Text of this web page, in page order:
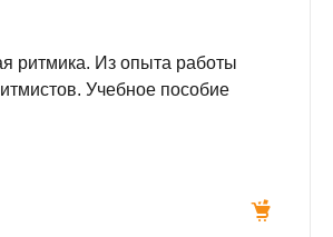
ритмика. Из опыта работы
Учебное пособие